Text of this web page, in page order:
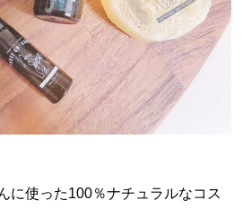
に使った100％ナチュラルなコス